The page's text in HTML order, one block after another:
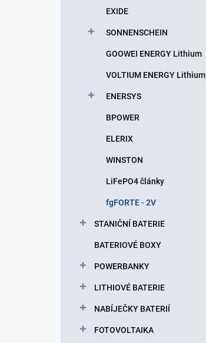
EXIDE
SONNENSCHEIN
GOOWEI ENERGY Lithium
VOLTIUM ENERGY Lithium
ENERSYS
BPOWER
ELERIX
WINSTON
LiFePO4 články
fgFORTE - 2V
STANIČNÍ BATERIE
BATERIOVÉ BOXY
POWERBANKY
LITHIOVÉ BATERIE
NABÍJEČKY BATERIÍ
FOTOVOLTAIKA